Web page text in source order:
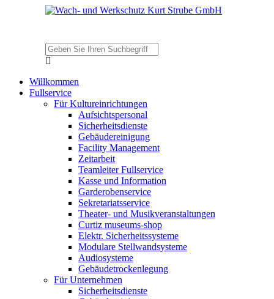
Willkommen
Fullservice
Für Kultureinrichtungen
Aufsichtspersonal
Sicherheitsdienste
Gebäudereinigung
Facility Management
Zeitarbeit
Teamleiter Fullservice
Kasse und Information
Garderobenservice
Sekretariatsservice
Theater- und Musikveranstaltungen
Curtiz museums-shop
Elektr. Sicherheitssysteme
Modulare Stellwandsysteme
Audiosysteme
Gebäudetrockenlegung
Für Unternehmen
Sicherheitsdienste